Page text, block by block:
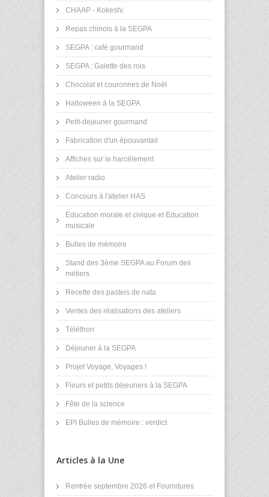
CHAAP - Kokeshi
Repas chinois à la SEGPA
SEGPA : café gourmand
SEGPA : Galette des rois
Chocolat et couronnes de Noël
Halloween à la SEGPA
Petit-dejeuner gourmand
Fabrication d'un épouvantail
Affiches sur le harcélement
Atelier radio
Concours à l'atelier HAS
Education morale et civique et Education
musicale
Bulles de mémoire
Stand des 3ème SEGPA au Forum des
métiers
Recette des pasteis de nata
Ventes des réalisations des ateliers
Téléthon
Déjeuner à la SEGPA
Projet Voyage, Voyages !
Fleurs et petits déjeuners à la SEGPA
Fête de la science
EPI Bulles de mémoire : verdict
Articles à la Une
Rentrée septembre 2026 et Fournitures